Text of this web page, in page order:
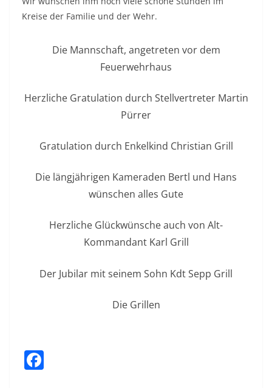
Kreise der Familie und der Wehr.
Die Mannschaft, angetreten vor dem
Feuerwehrhaus
Herzliche Gratulation durch Stellvertreter Martin
Pürrer
Gratulation durch Enkelkind Christian Grill
Die längjährigen Kameraden Bertl und Hans
wünschen alles Gute
Herzliche Glückwünsche auch von Alt-
Kommandant Karl Grill
Der Jubilar mit seinem Sohn Kdt Sepp Grill
Die Grillen